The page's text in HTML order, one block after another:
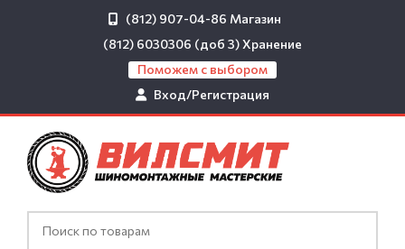
(812) 907-04-86 Магазин
(812) 6030306 (доб 3)Хранение
Поможем с выбором
Вход/Регистрация